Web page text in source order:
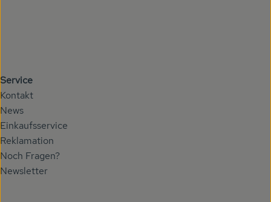
Service
Kontakt
News
Einkaufsservice
Reklamation
Noch Fragen?
Newsletter